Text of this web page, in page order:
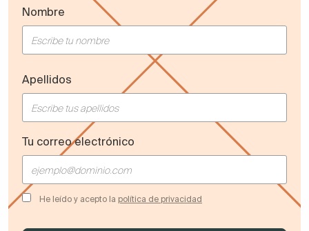
Nombre
Apellidos
Tu correo electrónico
He leído y acepto la política de privacidad